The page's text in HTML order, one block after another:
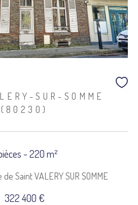
SUR-SOMME
(80230)
- 220 m²
Saint VALERY SUR SOMME
322 400 €
LES CRITÈRES
PARKING PISCINE